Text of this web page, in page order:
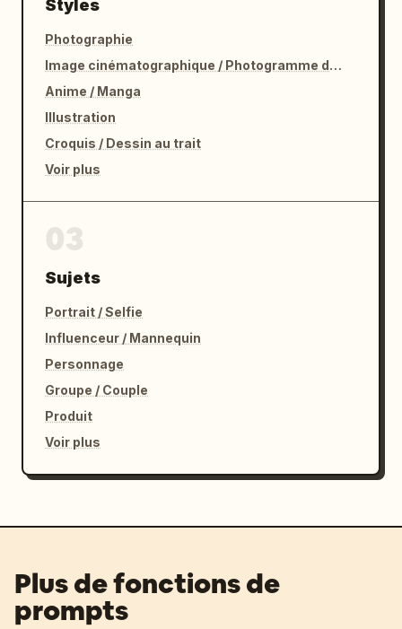
Styles
Photographie
Image cinématographique / Photogramme de film
Anime / Manga
Illustration
Croquis / Dessin au trait
Voir plus
Sujets
Portrait / Selfie
Influenceur / Mannequin
Personnage
Groupe / Couple
Produit
Voir plus
Plus de fonctions de
prompts